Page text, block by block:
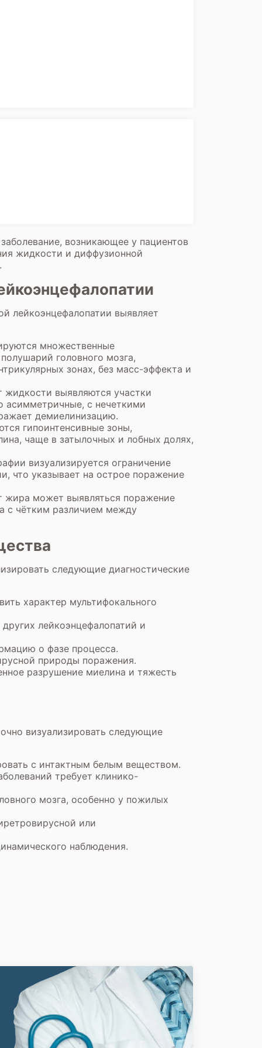
возникающее у пациентов
жидкости и диффузионной
лейкоэнцефалопатии выявляет
множественные
головного мозга,
зонах, без масс-эффекта и
жидкости выявляются участки
асимметричные, с нечеткими
демиелинизацию.
гипоинтенсивные зоны,
чаще в затылочных и лобных долях,
визуализируется ограничение
что указывает на острое поражение
жира может выявляться поражение
с чётким различием между
следующие диагностические
характер мультифокального
лейкоэнцефалопатий и
о фазе процесса.
природы поражения.
разрушение миелина и тяжесть
визуализировать следующие
с интактным белым веществом.
требует клинико-
мозга, особенно у пожилых
или
наблюдения.